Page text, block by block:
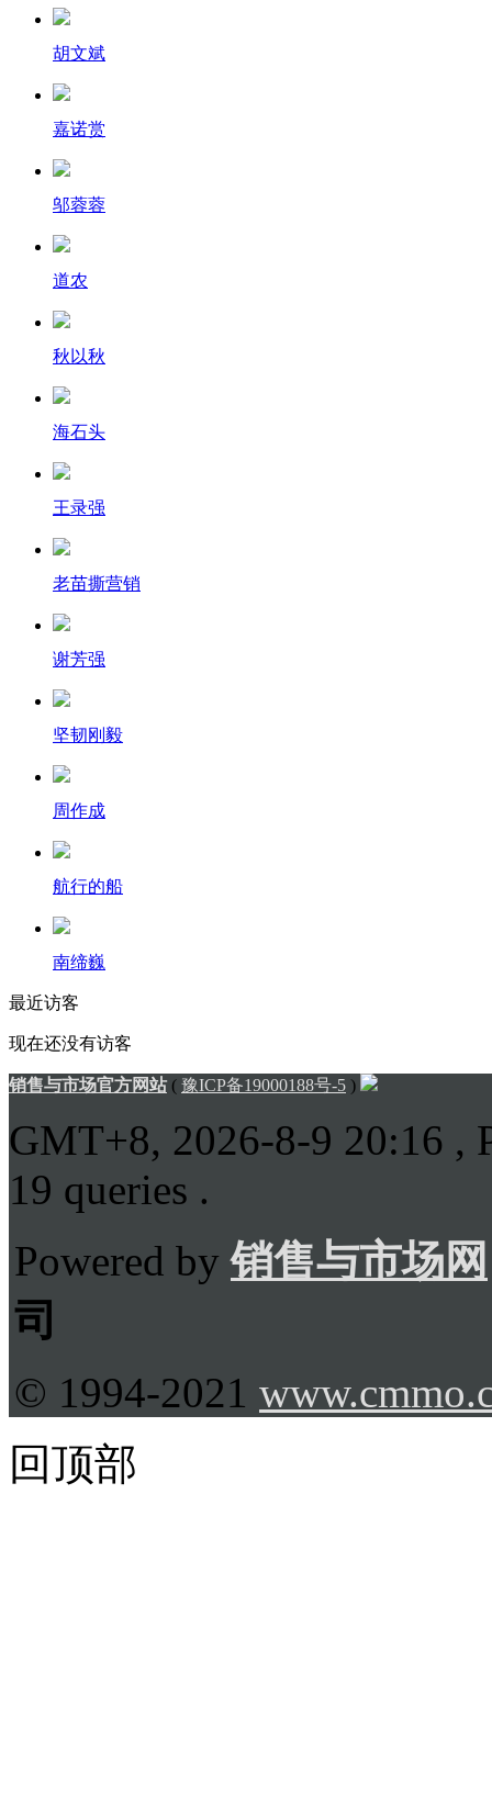
胡文斌
嘉诺赏
邬蓉蓉
道农
秋以秋
海石头
王录强
老苗撕营销
谢芳强
坚韧刚毅
周作成
航行的船
南缔巍
最近访客
现在还没有访客
销售与市场官方网站( 豫ICP备19000188号-5 )
GMT+8, 2026-8-9 20:16 ,
19 queries .
Powered by销售与市场网
司
© 1994-2021
回顶部